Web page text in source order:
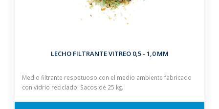
LECHO FILTRANTE VITREO 0,5 - 1,0 MM
Medio filtrante respetuoso con el medio ambiente fabricado
con vidrio reciclado. Sacos de 25 kg.